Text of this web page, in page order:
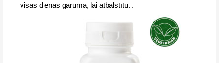
visas dienas garumā, lai atbalstītu...